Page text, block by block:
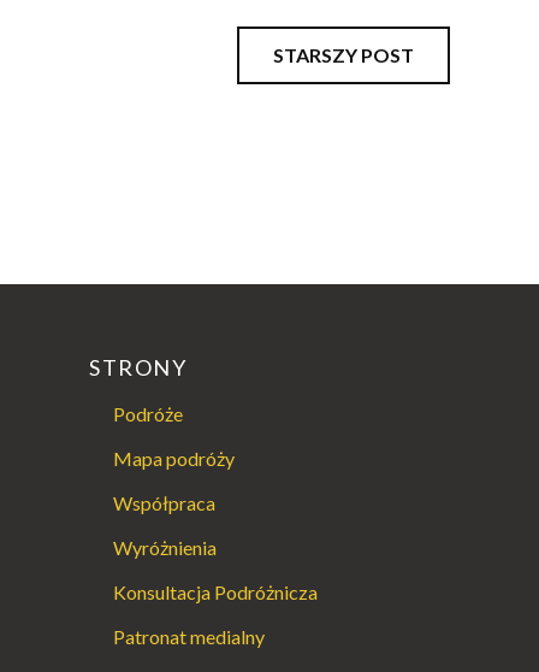
STARSZY POST
STRONY
Podróże
Mapa podróży
Współpraca
Wyróżnienia
Konsultacja Podróżnicza
Patronat medialny